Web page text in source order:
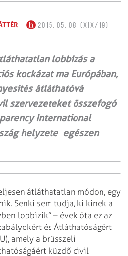
2015. 05. 08. (XIX/19)
lobbizás a
kockázat ma Európában,
átláthatóvá
szervezeteket összefogó
International
helyzete egészen
átláthatatlan módon, egy
Senki sem tudja, ki kinek a
lobbizik” – évek óta ez az
és Átláthatóságért
amely a brüsszeli
küzdő civil